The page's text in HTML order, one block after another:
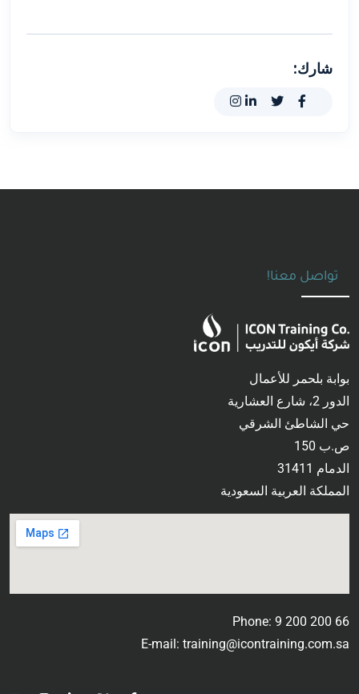
شارك:
تواصل معنا!
بوابة بلحمر للأعمال
الدور 2، شارع العشارية
حي الشاطئ الشرقي
ص.ب 150
الدمام 31411
المملكة العربية السعودية
Phone: 9 200 200 66
E-mail: training@icontraining.com.sa